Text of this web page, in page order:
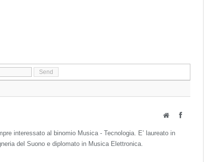
WebsiteFacebook
interessato al binomio Musica - Tecnologia. E’ laureato in
del Suono e diplomato in Musica Elettronica.